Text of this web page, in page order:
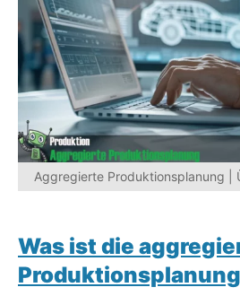
Aggregierte Produktionsplanung |
Was ist die